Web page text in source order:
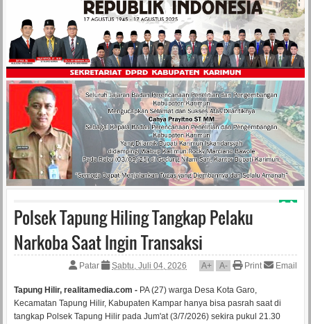
Polsek Tapung Hiling Tangkap Pelaku
Narkoba Saat Ingin Transaksi
Patar Sabtu, Juli 04, 2026 A+ A- Print Email
Tapung Hilir, realitamedia.com -PA (27) warga Desa Kota Garo,
Kecamatan Tapung Hilir, Kabupaten Kampar hanya bisa pasrah saat di
tangkap Polsek Tapung Hilir pada Jum'at (3/7/2026) sekira pukul 21.30